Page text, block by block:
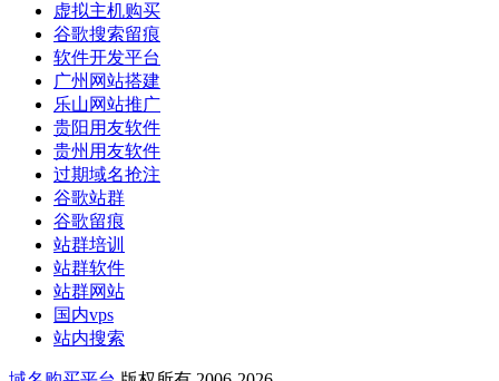
虚拟主机购买
谷歌搜索留痕
软件开发平台
广州网站搭建
乐山网站推广
贵阳用友软件
贵州用友软件
过期域名抢注
谷歌站群
谷歌留痕
站群培训
站群软件
站群网站
国内vps
站内搜索